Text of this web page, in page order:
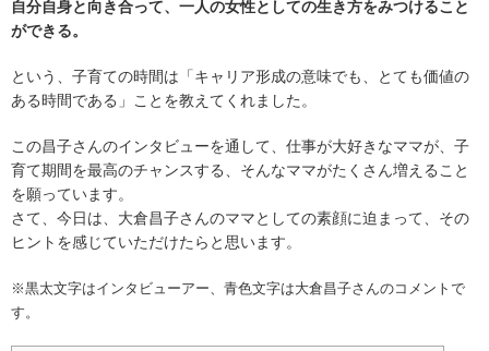
自分自身と向き合って、一人の女性としての生き方をみつけること
ができる。
という、子育ての時間は「キャリア形成の意味でも、とても価値の
ある時間である」ことを教えてくれました。
この昌子さんのインタビューを通して、仕事が大好きなママが、子
育て期間を最高のチャンスする、そんなママがたくさん増えること
を願っています。
さて、今日は、大倉昌子さんのママとしての素顔に迫まって、その
ヒントを感じていただけたらと思います。
※黒太文字はインタビューアー、青色文字は大倉昌子さんのコメントで
す。